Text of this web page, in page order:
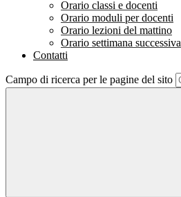
Orario classi e docenti
Orario moduli per docenti
Orario lezioni del mattino
Orario settimana successiva
Contatti
Campo di ricerca per le pagine del sito